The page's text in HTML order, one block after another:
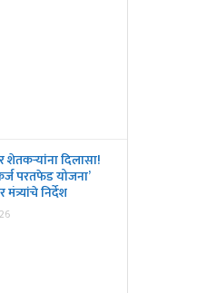
शेतकऱ्यांना दिलासा!
परतफेड योजना’
निर्देश